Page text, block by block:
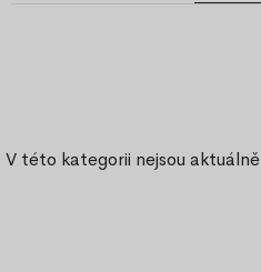
V této kategorii nejsou